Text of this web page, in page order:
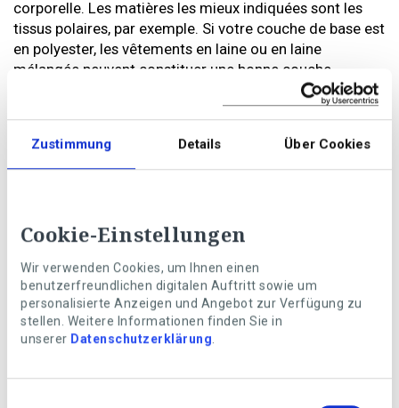
Zustimmung Details Über Cookies
Cookie-Einstellungen
Wir verwenden Cookies, um Ihnen einen
benutzerfreundlichen digitalen Auftritt sowie um
personalisierte Anzeigen und Angebot zur Verfügung zu
stellen. Weitere Informationen finden Sie in
unserer Datenschutzerklärung.
corporelle. Les matières les mieux indiquées sont les
tissus polaires, par exemple. Si votre couche de base est
en polyester, les vêtements en laine ou en laine
mélangée peuvent constituer une bonne couche
Notre conseil: par temps doux en automne et en hiver, il
est possible de faire l’impasse de la couche
La couche extérieure protège contre le
La couche extérieure ou de protection parachève le look
superposé. En optant pour des matières à la fois
hydrofuges et respirantes, vous êtes en mesure
d’affronter toutes les ondées passagères et restez
Les vestes fonctionnelles respirantes sont un bon choix,